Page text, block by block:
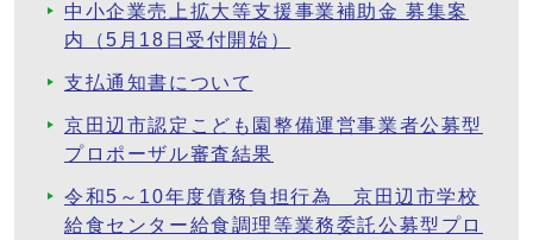
中小企業売上拡大等支援事業補助金 募集案
内（5月18日受付開始）
支払通知書について
京田辺市認定こども園整備運営事業者公募型
プロポーザル審査結果
令和5～10年度債務負担行為 京田辺市学校
給食センター給食調理等業務委託公募型プロ